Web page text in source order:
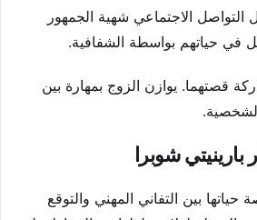
الاجتماعي شهية الجمهور
في حياتهم بواسطة الشفافية.
قصتهما. يوازن الزوج بمهارة بين
الشخصية.
شوبرا
بين التفاني المهني والتوقع